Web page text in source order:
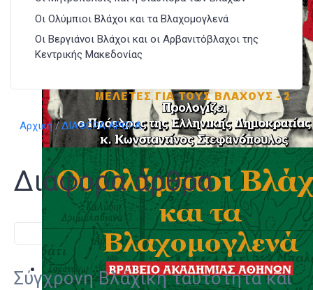
Οι Ολύμπιοι Βλάχοι και τα Βλαχομογλενά
Οι Βεργιάνοι Βλάχοι και οι Αρβανιτόβλαχοι της
Κεντρικής Μακεδονίας
Αρχική ΔΙΑΦΟΡΑ ΑΡΘΡΑ
Διάφορα άρθρα
Σύγχρονη Βλάχικη ταυτότητα και